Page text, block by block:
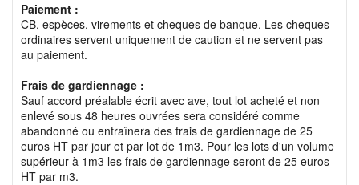
Paiement :
CB, espèces, virements et cheques de banque. Les cheques
ordinaires servent uniquement de caution et ne servent pas
au paiement.
Frais de gardiennage :
Sauf accord préalable écrit avec ave, tout lot acheté et non
enlevé sous 48 heures ouvrées sera considéré comme
abandonné ou entraînera des frais de gardiennage de 25
euros HT par jour et par lot de 1m3. Pour les lots d'un volume
supérieur à 1m3 les frais de gardiennage seront de 25 euros
HT par m3.